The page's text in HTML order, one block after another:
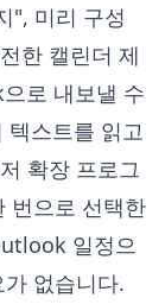
", 미리 구성
한 캘린더 제
로 내보낼 수
스트를 읽고
확장 프로그
번으로 선택한
일정으
없습니다.